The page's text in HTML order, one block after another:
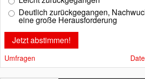
Deutlich zurückgegangen,
eine große Herausforderung
Umfragen